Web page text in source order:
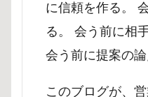
に信頼を作る。
る。 会う前に相
会う前に提案の論
このブログが、